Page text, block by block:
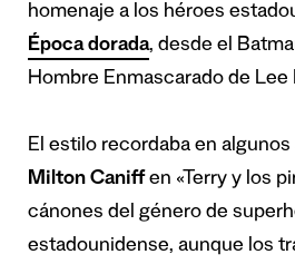
homenaje a los héroes
Época dorada, desde el
Hombre Enmascarado de Lee
El estilo recordaba en
Milton Caniffen «Terry y los
cánones del género de
estadounidense, aunque los